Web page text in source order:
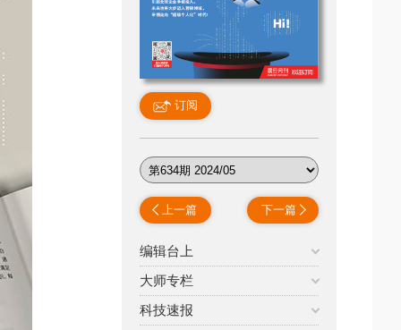
订阅
下一篇
上一篇
编辑台上
大师专栏
科技速报